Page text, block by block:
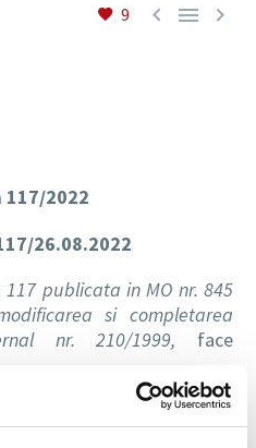
9   
117/2022
26.08.2022
publicata in MO nr. 845
si completarea
nr. 210/1999, face
cu data prezentului act